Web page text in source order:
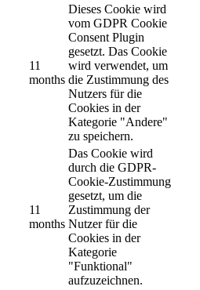
11
months
Dieses Cookie wird
vom GDPR Cookie
Consent Plugin
gesetzt. Das Cookie
wird verwendet, um
die Zustimmung des
Nutzers für die
Cookies in der
Kategorie "Andere"
zu speichern.
11
months
Das Cookie wird
durch die GDPR-
Cookie-Zustimmung
gesetzt, um die
Zustimmung der
Nutzer für die
Cookies in der
Kategorie
"Funktional"
aufzuzeichnen.